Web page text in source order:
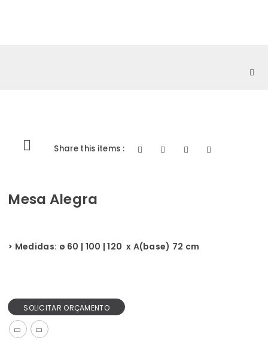
Share this items :
Mesa Alegra
> Medidas: ø 60 | 100 | 120 x A(base) 72 cm
SOLICITAR ORÇAMENTO